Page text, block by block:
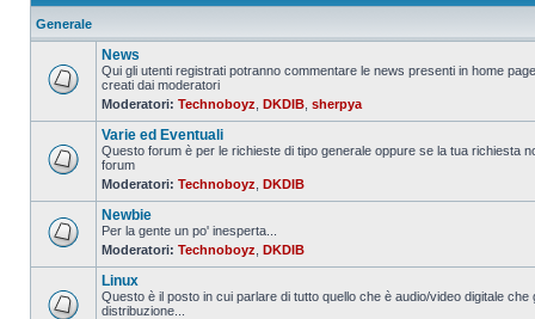
Generale
Nessun
da
leggere
News
Qui gli utenti registrati potranno commentare le news presenti in home
creati dai moderatori
Moderatori: Technoboyz DKDIB sherpya
Nessun
da
leggere
Varie ed Eventuali
Questo forum è per le richieste di tipo generale oppure se la tua richiesta
forum
Moderatori: Technoboyz DKDIB
Nessun
messaggio
leggere
Newbie
Per la gente un po' inesperta...
Moderatori: Technoboyz DKDIB
Linux
Questo è il posto in cui parlare di tutto quello che è audio/video digitale
distribuzione...